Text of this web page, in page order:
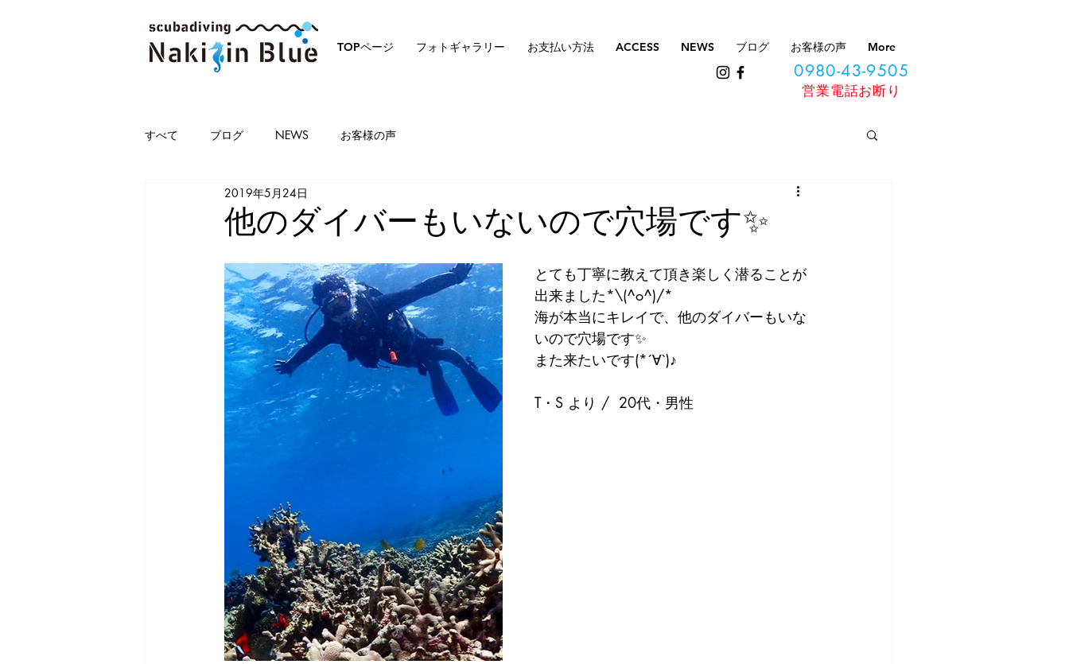
TOPページ フォトギャラリー お支払い方法 ACCESS NEWS ブログ お客様の声 More
0980-43-9505
​営業電話お断り
すべて ブログ NEWS お客様の声
他のダイバーもいないので穴場です✨
2019年5月24日
とても丁寧に教えて頂き楽しく潜ることが
出来ました*\(^o^)/*
海が本当にキレイで、他のダイバーもいな
いので穴場です✨
また来たいです(*´∀`)♪
T・S より /  20代・男性